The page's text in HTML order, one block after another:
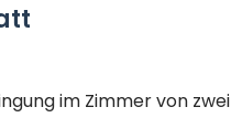
im Zimmer von zwei